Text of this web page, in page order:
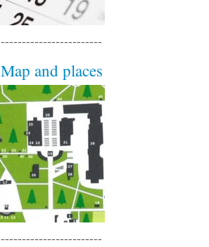
------------------------
Map and places
------------------------